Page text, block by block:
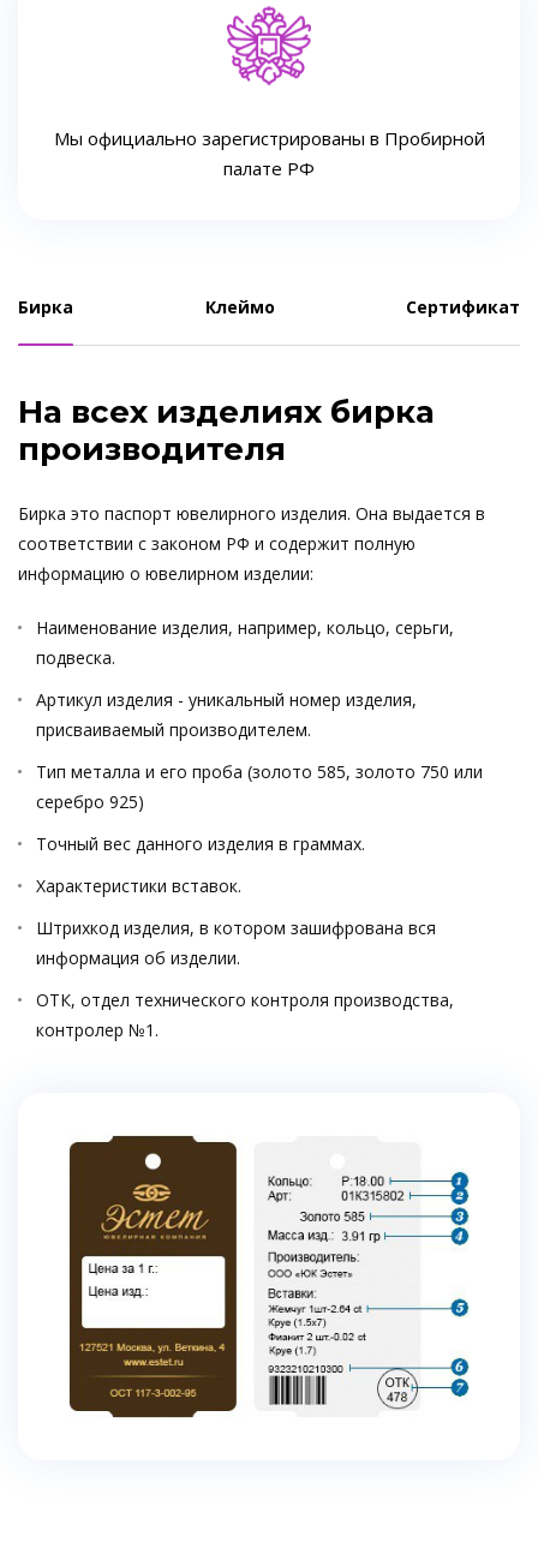
Мы официально зарегистрированы в Пробирной
палате РФ
Бирка Клеймо Сертификат
На всех изделиях бирка
производителя
Бирка это паспорт ювелирного изделия. Она выдается в
соответствии с законом РФ и содержит полную
информацию о ювелирном изделии:
Наименование изделия, например, кольцо, серьги,
подвеска.
Артикул изделия - уникальный номер изделия,
присваиваемый производителем.
Тип металла и его проба (золото 585, золото 750 или
серебро 925)
Точный вес данного изделия в граммах.
Характеристики вставок.
Штрихкод изделия, в котором зашифрована вся
информация об изделии.
ОТК, отдел технического контроля производства,
контролер №1.